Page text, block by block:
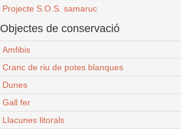
Projecte S.O.S. samaruc
Objectes de conservació
Amfibis
Cranc de riu de potes blanques
Dunes
Gall fer
Llacunes litorals